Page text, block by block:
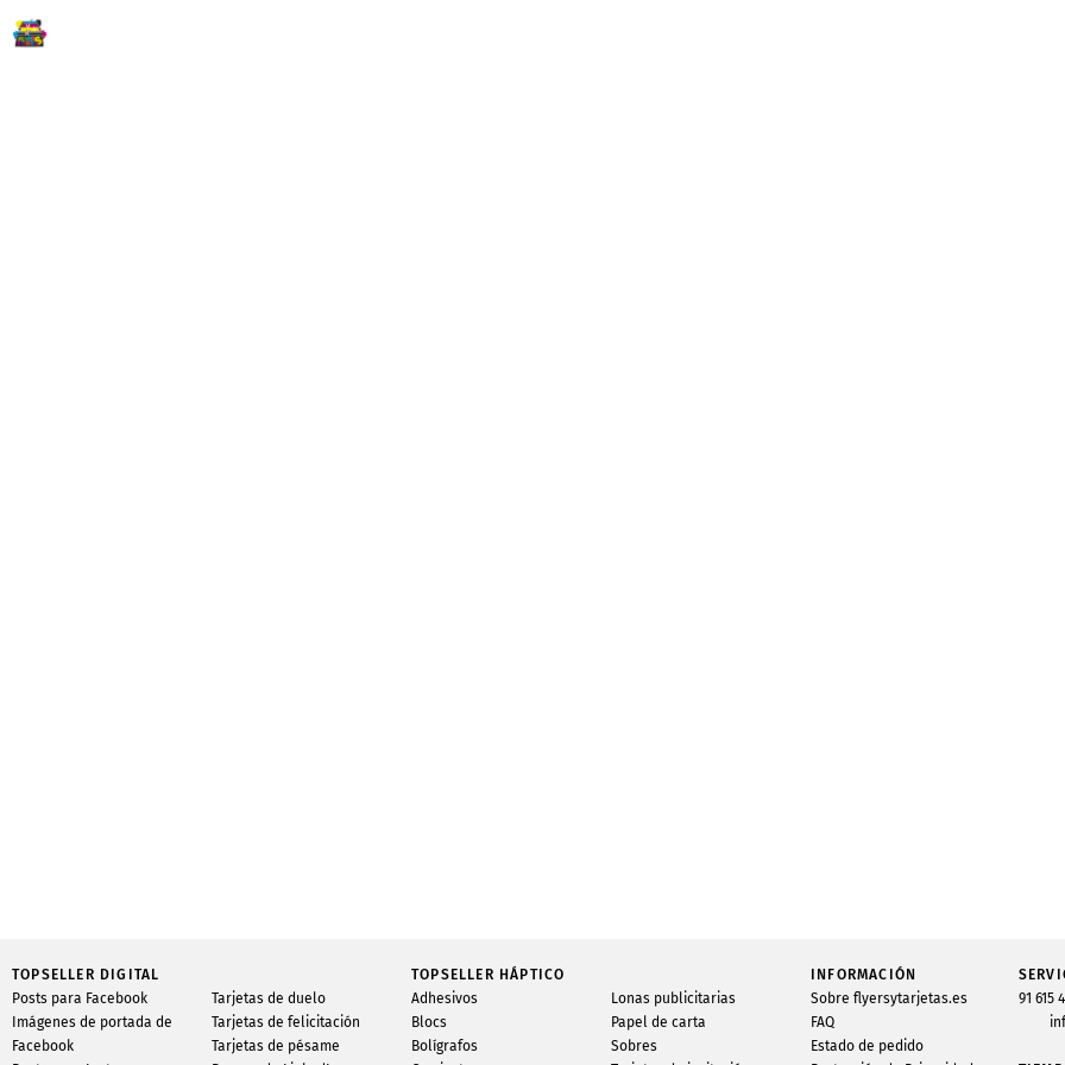
TOPSELLER DIGITAL
Posts para Facebook
Imágenes de portada de
Facebook
Tarjetas de duelo
Tarjetas de felicitación
Tarjetas de pésame
TOPSELLER HÁPTICO
Adhesivos
Blocs
Bolígrafos
Lonas publicitarias
Papel de carta
Sobres
INFORMACIÓN
Sobre flyersytarjetas.es
FAQ
Estado de pedido
91 615